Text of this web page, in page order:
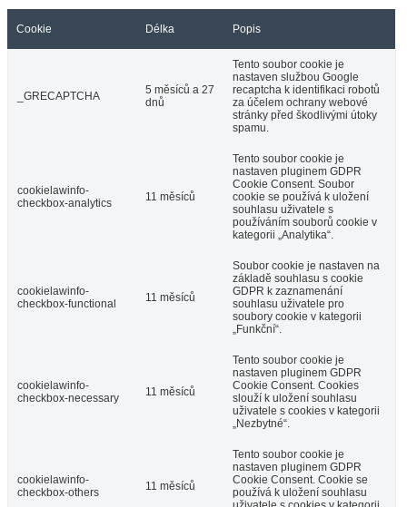
Cookie Délka Popis
_GRECAPTCHA
5 měsíců a 27
dnů
Tento soubor cookie je
nastaven službou Google
recaptcha k identifikaci robotů
za účelem ochrany webové
stránky před škodlivými útoky
spamu.
cookielawinfo-
checkbox-analytics
11 měsíců
Tento soubor cookie je
nastaven pluginem GDPR
Cookie Consent. Soubor
cookie se používá k uložení
souhlasu uživatele s
používáním souborů cookie v
kategorii „Analytika“.
cookielawinfo-
checkbox-functional
11 měsíců
Soubor cookie je nastaven na
základě souhlasu s cookie
GDPR k zaznamenání
souhlasu uživatele pro
soubory cookie v kategorii
„Funkční“.
cookielawinfo-
checkbox-necessary
11 měsíců
Tento soubor cookie je
nastaven pluginem GDPR
Cookie Consent. Cookies
slouží k uložení souhlasu
uživatele s cookies v kategorii
„Nezbytné“.
cookielawinfo-
checkbox-others
11 měsíců
Tento soubor cookie je
nastaven pluginem GDPR
Cookie Consent. Cookie se
používá k uložení souhlasu